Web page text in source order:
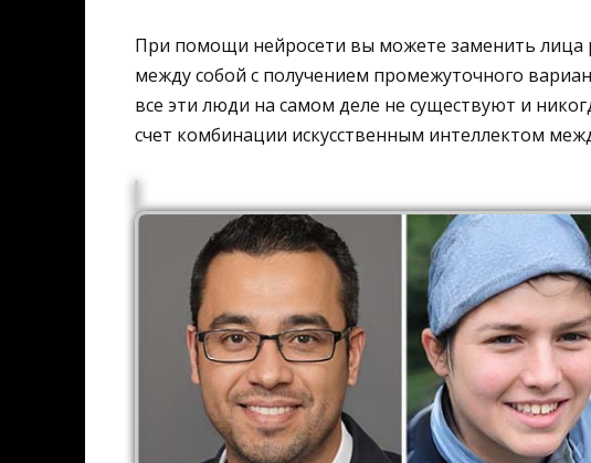
При помощи нейросети вы можете заменить лица
между собой с получением промежуточного
все эти люди на самом деле не существуют и
счет комбинации искусственным интеллектом